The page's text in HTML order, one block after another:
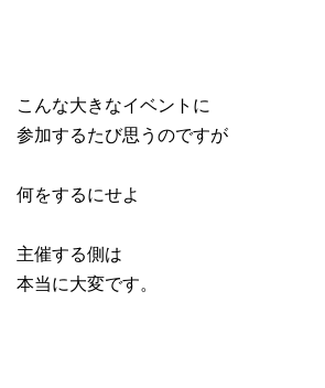
こんな大きなイベントに
参加するたび思うのですが
何をするにせよ
主催する側は
本当に大変です。